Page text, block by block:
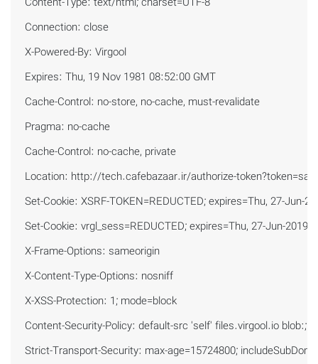
Connection: close
X-Powered-By: Virgool
Expires: Thu, 19 Nov 1981 08:52:00 GMT
Cache-Control: no-store, no-cache, must-revalidate
Pragma: no-cache
Cache-Control: no-cache, private
Location: http://tech.cafebazaar.ir/authorize-
Set-Cookie: XSRF-TOKEN=REDUCTED; expires=Thu, 27-Jun-
Set-Cookie: vrgl_sess=REDUCTED; expires=Thu, 27-Jun-
X-Frame-Options: sameorigin
X-Content-Type-Options: nosniff
X-XSS-Protection: 1; mode=block
Content-Security-Policy: default-src 'self' files.virgool.io
Strict-Transport-Security: max-age=15724800;